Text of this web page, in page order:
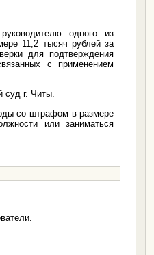
одного из
11,2 тысяч рублей за
для подтверждения
с применением
суд г. Читы.
со штрафом в размере
или заниматься